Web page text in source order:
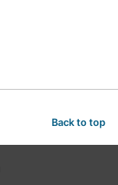
Back to top